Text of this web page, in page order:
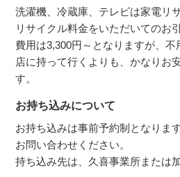
洗濯機、冷蔵庫、テレビは家電リ
リサイクル料金をいただいてのお
費用は3,300円～となりますが、
店に持って行くよりも、かなりお
す。
お持ち込みについて
お持ち込みは事前予約制となりま
お問い合わせください。
持ち込み先は、久喜事業所または